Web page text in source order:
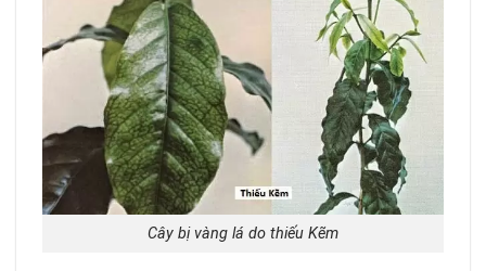
Cây bị vàng lá do thiếu Kẽm